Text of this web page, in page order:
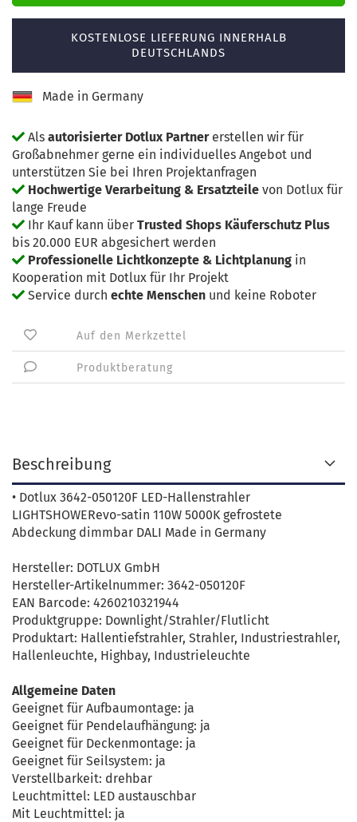
KOSTENLOSE LIEFERUNG INNERHALB
DEUTSCHLANDS
Made in Germany
Als autorisierter Dotlux Partnererstellen wir für
Großabnehmer gerne ein individuelles Angebot und
unterstützen Sie bei Ihren Projektanfragen
Hochwertige Verarbeitung & Ersatzteile von Dotlux für
lange Freude
Ihr Kauf kann über Trusted Shops Käuferschutz Plus
bis 20.000 EUR abgesichert werden
Professionelle Lichtkonzepte & Lichtplanung in
Kooperation mit Dotlux für Ihr Projekt
Service durch echte Menschen und keine Roboter
Auf den Merkzettel
Produktberatung
Beschreibung
• Dotlux 3642-050120F LED-Hallenstrahler
LIGHTSHOWERevo-satin 110W 5000K gefrostete
Abdeckung dimmbar DALI Made in Germany
Hersteller: DOTLUX GmbH
Hersteller-Artikelnummer: 3642-050120F
EAN Barcode: 4260210321944
Produktgruppe: Downlight/Strahler/Flutlicht
Produktart: Hallentiefstrahler, Strahler, Industriestrahler,
Hallenleuchte, Highbay, Industrieleuchte
Allgemeine Daten
Geeignet für Aufbaumontage: ja
Geeignet für Pendelaufhängung: ja
Geeignet für Deckenmontage: ja
Geeignet für Seilsystem: ja
Verstellbarkeit: drehbar
Leuchtmittel: LED austauschbar
Mit Leuchtmittel: ja